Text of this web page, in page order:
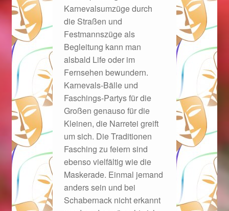
Geschenkideen für Weihnachten 2024
Geschenkideen für Weihnachten 2025
Halloween Schmuck online kaufen 2015
Halloween Schmuck online kaufen 2016
Halloween Schmuck online kaufen 2017
Halloween Schmuck online kaufen 2018
Im Gedenken an
Impressum
Karnevalsumzüge durch
die Straßen und
Festmannszüge als
Begleitung kann man
alsbald Life oder im
Fernsehen bewundern.
Karnevals-Bälle und
Faschings-Partys für die
Großen genauso für die
Kleinen, die Narretei greift
um sich. Die Traditionen
Fasching zu feiern sind
ebenso vielfältig wie die
Maskerade. Einmal jemand
anders sein und bei
Schabernack nicht erkannt